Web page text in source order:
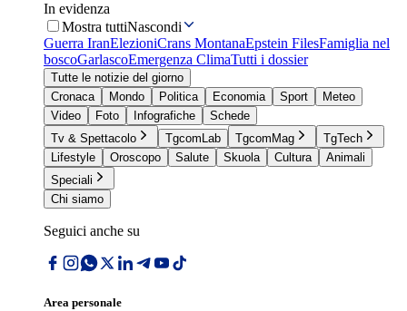
In evidenza
Mostra tuttiNascondi
Guerra IranElezioniCrans MontanaEpstein FilesFamiglia nel
boscoGarlascoEmergenza ClimaTutti i dossier
Tutte le notizie del giorno
Cronaca
Mondo Politica Economia Sport
Meteo
Video
Foto Infografiche
Schede
Tv & Spettacolo
TgcomLab TgcomMag
TgTech
Lifestyle
Oroscopo Salute Skuola Cultura
Animali
Speciali
Chi siamo
Seguici anche su
Area personale